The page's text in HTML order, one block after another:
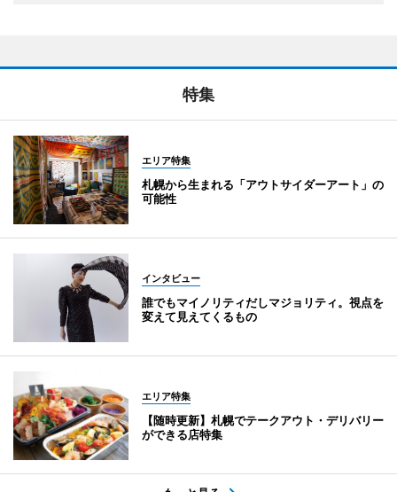
特集
エリア特集
札幌から生まれる「アウトサイダーアート」の
可能性
インタビュー
誰でもマイノリティだしマジョリティ。視点を
変えて見えてくるもの
エリア特集
【随時更新】札幌でテークアウト・デリバリー
ができる店特集